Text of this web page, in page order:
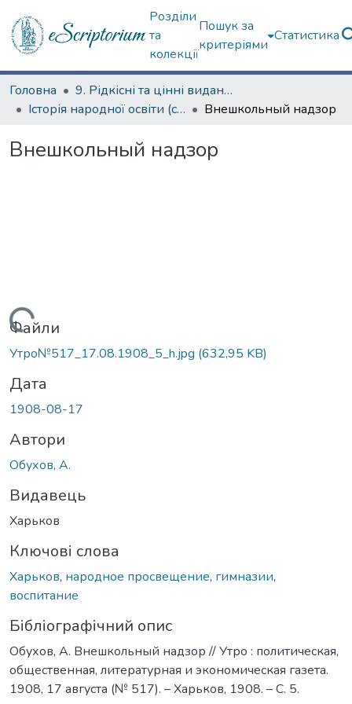
Розділи
та
колекції
Пошук за
критеріями
Статистика
Головна
9. Рідкісні та цінні видання
Історія народної освіти (сторінками періодичних видань)
Внешкольный надзор
Внешкольный надзор
Вантажиться...
Файли
Утро№517_17.08.1908_5_h.jpg (632,95 KB)
Дата
1908-08-17
Автори
Обухов, А.
Видавець
Харьков
Ключові слова
Харьков, народное просвещение, гимназии,
воспитание
Бібліографічний опис
Обухов, А. Внешкольный надзор // Утро : политическая,
общественная, литературная и экономическая газета.
1908, 17 августа (№ 517). – Харьков, 1908. – С. 5.